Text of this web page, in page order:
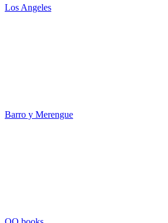
Los Angeles
Barro y Merengue